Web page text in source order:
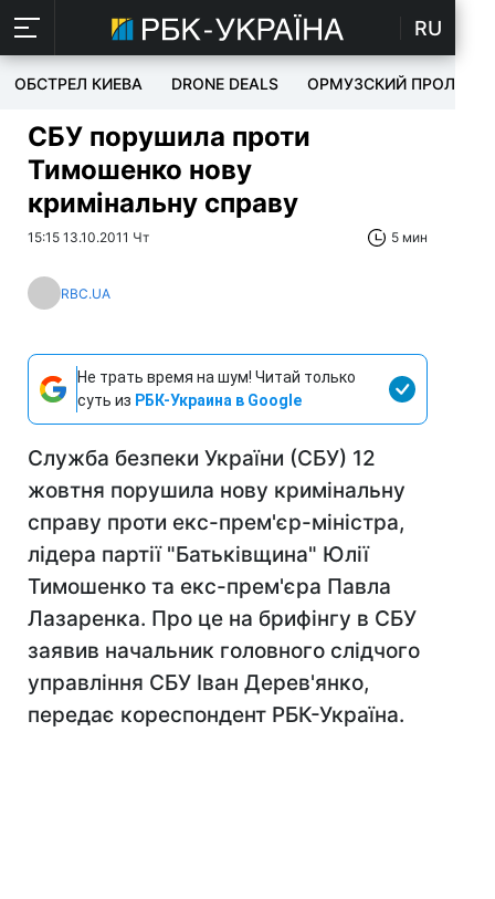
RU
ОБСТРЕЛ КИЕВА DRONE DEALS ОРМУЗСКИЙ ПРОЛИВ
СБУ порушила проти
Тимошенко нову
кримінальну справу
15:15 13.10.2011 Чт 5 мин
RBC.UA
Не трать время на шум! Читай только
суть из РБК-Украина в Google
Служба безпеки України (СБУ) 12
жовтня порушила нову кримінальну
справу проти екс-прем'єр-міністра,
лідера партії "Батьківщина" Юлії
Тимошенко та екс-прем'єра Павла
Лазаренка. Про це на брифінгу в СБУ
заявив начальник головного слідчого
управління СБУ Іван Дерев'янко,
передає кореспондент РБК-Україна.